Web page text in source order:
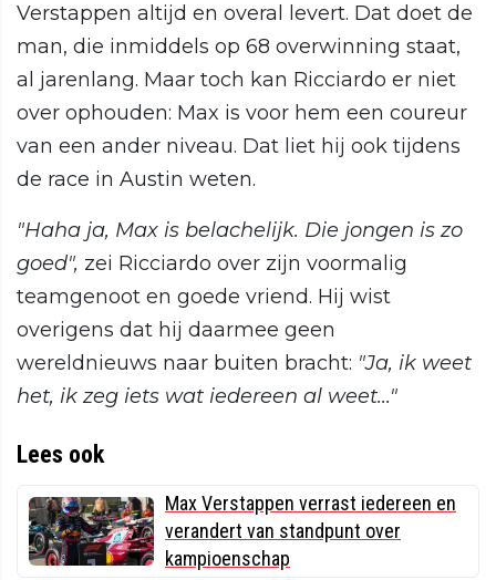
Verstappen altijd en overal levert. Dat doet de
man, die inmiddels op 68 overwinning staat,
al jarenlang. Maar toch kan Ricciardo er niet
over ophouden: Max is voor hem een coureur
van een ander niveau. Dat liet hij ook tijdens
de race in Austin weten.
"Haha ja, Max is belachelijk. Die jongen is zo
goed", zei Ricciardo over zijn voormalig
teamgenoot en goede vriend. Hij wist
overigens dat hij daarmee geen
wereldnieuws naar buiten bracht: "Ja, ik weet
het, ik zeg iets wat iedereen al weet..."
Lees ook
Max Verstappen verrast iedereen en
verandert van standpunt over
kampioenschap